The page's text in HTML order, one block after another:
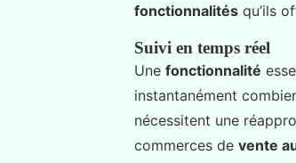
fonctionnalités qu’ils
Suivi en temps réel
Une fonctionnalité
instantanément
nécessitent une
commerces de vente